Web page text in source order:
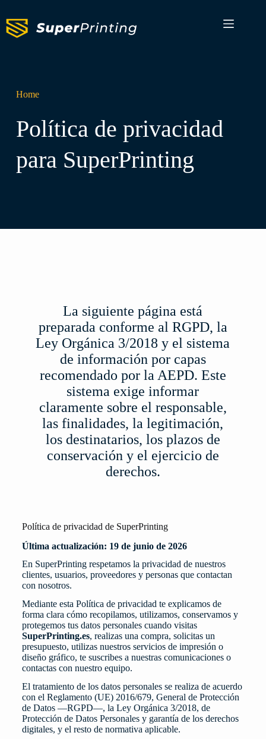
Home
Política de privacidad
para SuperPrinting
La siguiente página está
preparada conforme al RGPD, la
Ley Orgánica 3/2018 y el sistema
de información por capas
recomendado por la AEPD. Este
sistema exige informar
claramente sobre el responsable,
las finalidades, la legitimación,
los destinatarios, los plazos de
conservación y el ejercicio de
derechos.
Política de privacidad de SuperPrinting
Última actualización: 19 de junio de 2026
En SuperPrinting respetamos la privacidad de nuestros
clientes, usuarios, proveedores y personas que contactan
con nosotros.
Mediante esta Política de privacidad te explicamos de
forma clara cómo recopilamos, utilizamos, conservamos y
protegemos tus datos personales cuando visitas
SuperPrinting.es, realizas una compra, solicitas un
presupuesto, utilizas nuestros servicios de impresión o
diseño gráfico, te suscribes a nuestras comunicaciones o
contactas con nuestro equipo.
El tratamiento de los datos personales se realiza de acuerdo
con el Reglamento (UE) 2016/679, General de Protección
de Datos —RGPD—, la Ley Orgánica 3/2018, de
Protección de Datos Personales y garantía de los derechos
digitales, y el resto de normativa aplicable.